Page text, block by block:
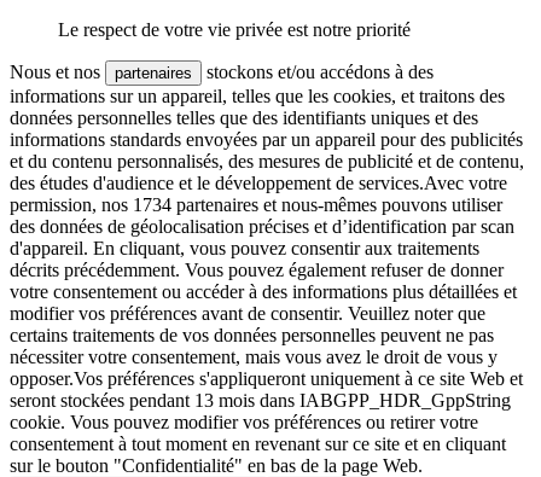
Le respect de votre vie privée est notre priorité
Nous et nos partenaires
stockons et/ou accédons à des
informations sur un appareil, telles que les cookies, et traitons des
données personnelles telles que des identifiants uniques et des
informations standards envoyées par un appareil pour des publicités
et du contenu personnalisés, des mesures de publicité et de contenu,
des études d'audience et le développement de services.Avec votre
permission, nos 1734 partenaires et nous-mêmes pouvons utiliser
des données de géolocalisation précises et d’identification par scan
d'appareil. En cliquant, vous pouvez consentir aux traitements
décrits précédemment. Vous pouvez également refuser de donner
votre consentement ou accéder à des informations plus détaillées et
modifier vos préférences avant de consentir. Veuillez noter que
certains traitements de vos données personnelles peuvent ne pas
nécessiter votre consentement, mais vous avez le droit de vous y
opposer.Vos préférences s'appliqueront uniquement à ce site Web et
seront stockées pendant 13 mois dans IABGPP_HDR_GppString
cookie. Vous pouvez modifier vos préférences ou retirer votre
consentement à tout moment en revenant sur ce site et en cliquant
sur le bouton "Confidentialité" en bas de la page Web.